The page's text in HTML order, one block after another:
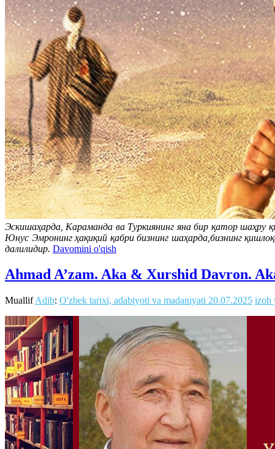
Эскишаҳарда, Караманда ва Туркиянинг яна бир қатор шаҳру
Юнус Эмронинг ҳақиқий қабри бизнинг шаҳарда,бизнинг
далилидир. Davomini o'qish
Ahmad A’zam. Aka & Xurshid Davron.
MuallifAdib: O'zbek tarixi, adabiyoti va madaniyati 20.07.2025 izoh